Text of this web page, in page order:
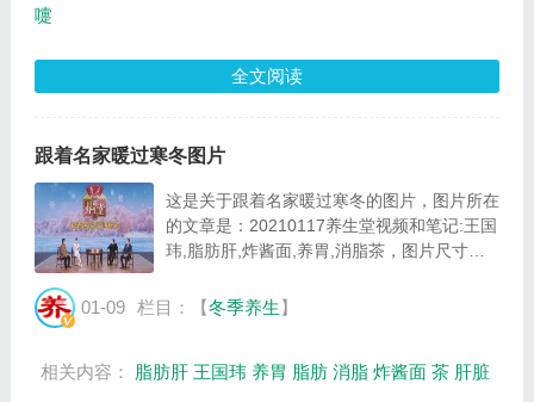
嚏
全文阅读
跟着名家暖过寒冬图片
这是关于跟着名家暖过寒冬的图片，图片所在
的文章是：20210117养生堂视频和笔记:王国
玮,脂肪肝,炸酱面,养胃,消脂茶，图片尺寸
89963Byte。...
01-09 栏目：【冬季养生】
相关内容： 脂肪肝 王国玮 养胃 脂肪 消脂 炸酱面 茶 肝脏